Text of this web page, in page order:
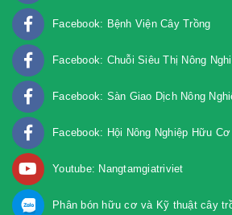
Facebook: Bệnh Viện Cây Trồng
Facebook: Chuỗi Siêu Thị Nông
Facebook: Sàn Giao Dịch Nông
Facebook: Hội Nông Nghiệp Hữu
Youtube: Nangtamgiatriviet
Phân bón hữu cơ và Kỹ thuật cây